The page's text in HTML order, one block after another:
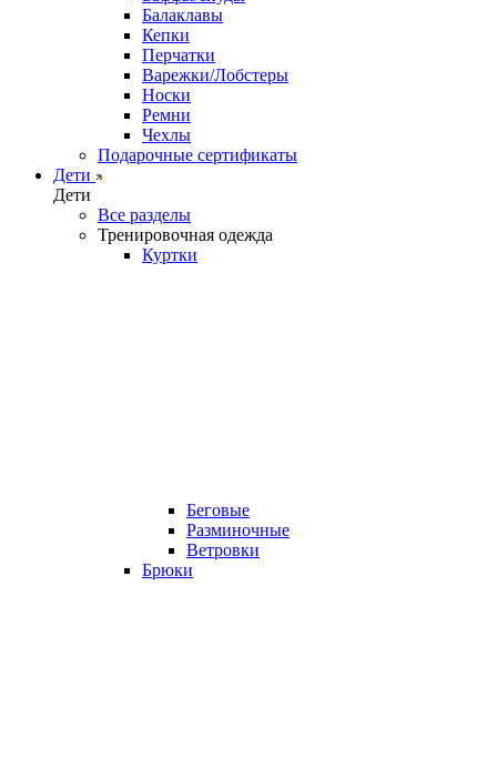
Балаклавы
Кепки
Перчатки
Варежки/Лобстеры
Носки
Ремни
Чехлы
Подарочные сертификаты
Дети
Дети
Все разделы
Тренировочная одежда
Куртки
Беговые
Разминочные
Ветровки
Брюки